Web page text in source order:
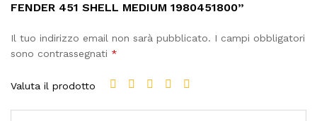
FENDER 451 SHELL MEDIUM 1980451800”
Il tuo indirizzo email non sarà pubblicato. I campi obbligatori
sono contrassegnati *
Valuta il prodotto